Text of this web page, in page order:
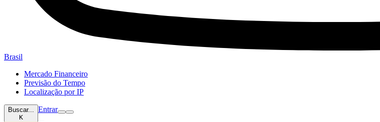
Brasil
Mercado Financeiro
Previsão do Tempo
Localização por IP
Buscar...
K
Entrar